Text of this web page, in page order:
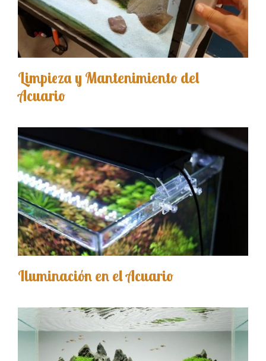
Limpieza y Mantenimiento del
Acuario
Iluminación en el Acuario